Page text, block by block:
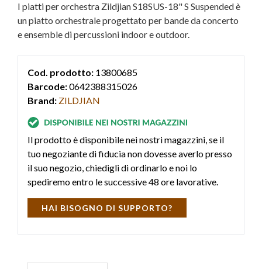
I piatti per orchestra Zildjian S18SUS-18" S Suspended è
un piatto orchestrale progettato per bande da concerto
e ensemble di percussioni indoor e outdoor.
Cod. prodotto: 13800685
Barcode:0642388315026
Brand: ZILDJIAN
Il prodotto è disponibile nei nostri magazzini, se il
tuo negoziante di fiducia non dovesse averlo presso
il suo negozio, chiedigli di ordinarlo e noi lo
spediremo entro le successive 48 ore lavorative.
HAI BISOGNO DI SUPPORTO?